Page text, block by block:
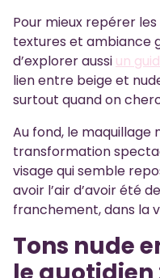
Pour mieux repérer
textures et ambiance
d’explorer aussi un
lien entre beige et
surtout quand on
Au fond, le maquillage
transformation
visage qui semble
avoir l’air d’avoir été
franchement, dans la
Tons nude